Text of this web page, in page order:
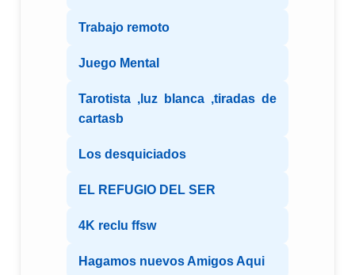
Trabajo remoto
Juego Mental
Tarotista ,luz blanca ,tiradas de
cartasb
Los desquiciados
EL REFUGIO DEL SER
4K reclu ffsw
Hagamos nuevos Amigos Aqui